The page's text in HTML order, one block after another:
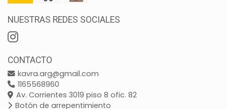
NUESTRAS REDES SOCIALES
CONTACTO
kavra.arg@gmail.com
1165568960
Av. Corrientes 3019 piso 8 ofic. 82
Botón de arrepentimiento